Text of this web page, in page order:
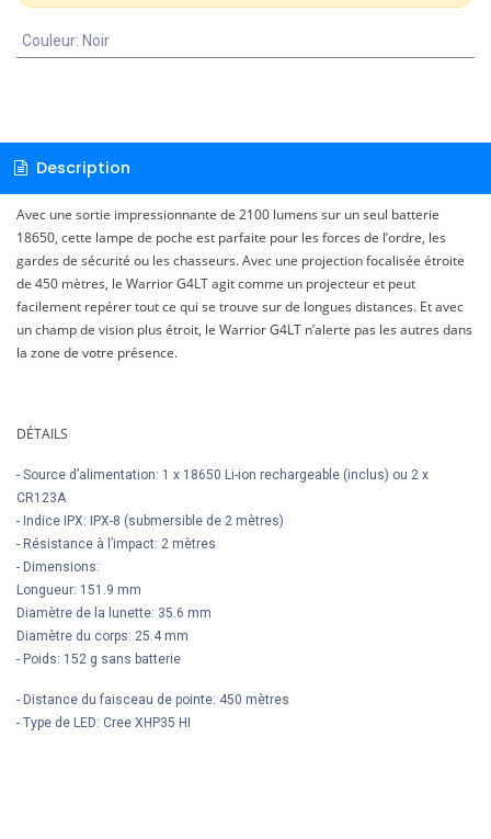
Couleur: Noir
Description
Avec une sortie impressionnante de 2100 lumens sur un seul batterie
18650, cette lampe de poche est parfaite pour les forces de l’ordre, les
gardes de sécurité ou les chasseurs. Avec une projection focalisée étroite
de 450 mètres, le Warrior G4LT agit comme un projecteur et peut
facilement repérer tout ce qui se trouve sur de longues distances. Et avec
un champ de vision plus étroit, le Warrior G4LT n’alerte pas les autres dans
la zone de votre présence.
DÉTAILS
- Source d’alimentation: 1 x 18650 Li-ion rechargeable (inclus) ou 2 x
CR123A
- Indice IPX: IPX-8 (submersible de 2 mètres)
- Résistance à l’impact: 2 mètres
- Dimensions:
Longueur: 151.9 mm
Diamètre de la lunette: 35.6 mm
Diamètre du corps: 25.4 mm
- Poids: 152 g sans batterie
- Distance du faisceau de pointe: 450 mètres
- Type de LED: Cree XHP35 HI